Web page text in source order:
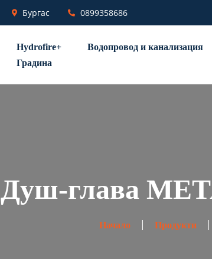
Бургас 0899358686
Hydrofire+ Водопровод и канализация
Градина
Душ-глава
Начало Продукти